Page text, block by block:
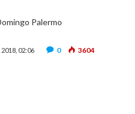
Palermo
2018, 02:06 0 3604